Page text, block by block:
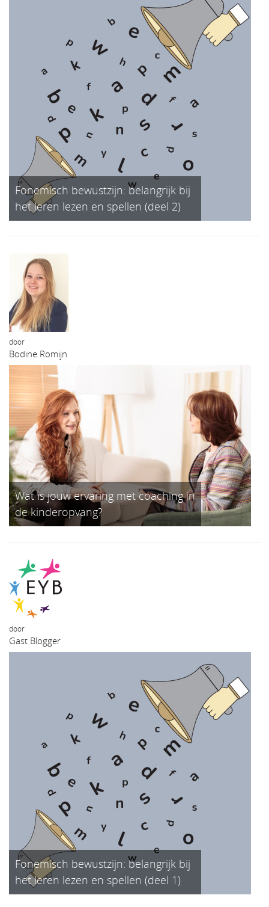
Fonemisch bewustzijn: belangrijk bij
het leren lezen en spellen (deel 2)
door
Bodine Romijn
Wat is jouw ervaring met coaching in
de kinderopvang?
door
Gast Blogger
Fonemisch bewustzijn: belangrijk bij
het leren lezen en spellen (deel 1)